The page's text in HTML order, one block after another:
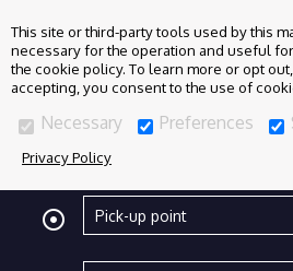
This site or third-party tools used by this
necessary for the operation and useful
the cookie policy. To learn more or opt
accepting, you consent to the use of
Necessary Preferences
Privacy Policy
adjust